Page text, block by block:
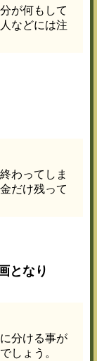
が何もして
などには注
わってしま
だけ残って
となり
分ける事が
しょう。